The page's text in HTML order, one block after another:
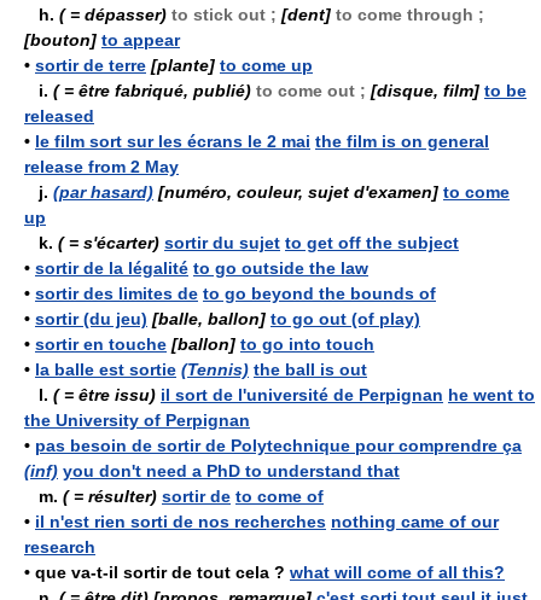
h. ( = dépasser) to stick out ; [dent] to come through ;
[bouton] to appear
• sortir de terre [plante] to come up
i. ( = être fabriqué, publié) to come out ; [disque, film] to be
released
• le film sort sur les écrans le 2 mai the film is on general
release from 2 May
j. (par hasard) [numéro, couleur, sujet d'examen] to come
up
k. ( = s'écarter) sortir du sujet to get off the subject
• sortir de la légalité to go outside the law
• sortir des limites de to go beyond the bounds of
• sortir (du jeu) [balle, ballon] to go out (of play)
• sortir en touche [ballon] to go into touch
• la balle est sortie (Tennis) the ball is out
l. ( = être issu) il sort de l'université de Perpignan he went to
the University of Perpignan
• pas besoin de sortir de Polytechnique pour comprendre ça
(inf) you don't need a PhD to understand that
m. ( = résulter) sortir de to come of
• il n'est rien sorti de nos recherches nothing came of our
research
• que va-t-il sortir de tout cela ? what will come of all this?